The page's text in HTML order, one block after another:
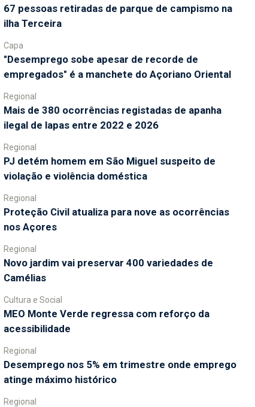
67 pessoas retiradas de parque de campismo na
ilha Terceira
Capa
"Desemprego sobe apesar de recorde de
empregados" é a manchete do Açoriano Oriental
Regional
Mais de 380 ocorrências registadas de apanha
ilegal de lapas entre 2022 e 2026
Regional
PJ detém homem em São Miguel suspeito de
violação e violência doméstica
Regional
Proteção Civil atualiza para nove as ocorrências
nos Açores
Regional
Novo jardim vai preservar 400 variedades de
Camélias
Cultura e Social
MEO Monte Verde regressa com reforço da
acessibilidade
Regional
Desemprego nos 5% em trimestre onde emprego
atinge máximo histórico
Regional